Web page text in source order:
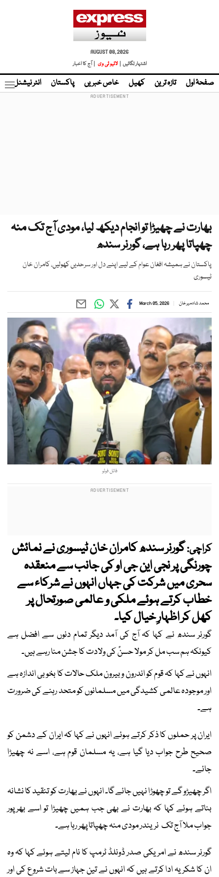
AUGUST 08, 2026
اشتہار لگائیں |
لائیو ٹی وی | آج کا اخبار
صفحۂ اول تازہ ترین کھیل خاص خبریں پاکستان انٹر نیشنل
بھارت نے چھیڑا تو انجام دیکھ لیا، مودی آج تک منہ
چھپاتا پھر رہا ہے، گورنر سندھ
پاکستان نے ہمیشہ افغان عوام کے لیے اپنے دل اور سرحدیں کھولیں، کامران خان
ٹیسوری
محمد شاہ میر خان March 05, 2026
فائل فوٹو
کراچی:گورنر سندھ کامران خان ٹیسوری نے نمائش
چورنگی پر نجی این جی او کی جانب سے منعقدہ
سحری میں شرکت کی جہاں انہوں نے شرکاء سے
خطاب کرتے ہوئے ملکی و عالمی صورتحال پر
کھل کر اظہارِ خیال کیا۔
گورنر سندھ نے کہا کہ آج کی آمد دیگر تمام دنوں سے افضل ہے
کیونکہ ہم سب مل کر مولا حسنؑ کی ولادت کا جشن منا رہے ہیں۔
انہوں نے کہا کہ قوم کو اندرون و بیرون ملک حالات کا بخوبی اندازہ ہے
اور موجودہ عالمی کشیدگی میں مسلمانوں کو متحد رہنے کی ضرورت
ہے۔
ایران پر حملوں کا ذکر کرتے ہوئے انہوں نے کہا کہ ایران کے دشمن کو
صحیح طرح جواب دیا گیا ہے، یہ مسلمان قوم ہے، اسے نہ چھیڑا
جائے۔
اگر چھیڑو گے تو چھوڑا نہیں جائے گا۔ انہوں نے بھارت کو تنقید کا نشانہ
بناتے ہوئے کہا کہ بھارت نے بھی جب ہمیں چھیڑا تو اسے بھرپور
جواب ملا آج تک نریندر مودی منہ چھپاتا پھر رہا ہے۔
گورنر سندھ نے امریکی صدر ڈونلڈ ٹرمپ کا نام لیتے ہوئے کہا کہ وہ
ان کا شکریہ ادا کرتے ہیں کہ انہوں نے تین جہاز سے بات شروع کی اور